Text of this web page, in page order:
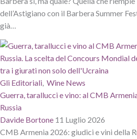
dell’Astigiano con il Barbera Summer
già…
Gli Editoriali, Wine News
Guerra, tarallucci e vino: al CMB
Russia
Davide Bortone 11 Luglio 2026
CMB Armenia 2026: giudici e vini della